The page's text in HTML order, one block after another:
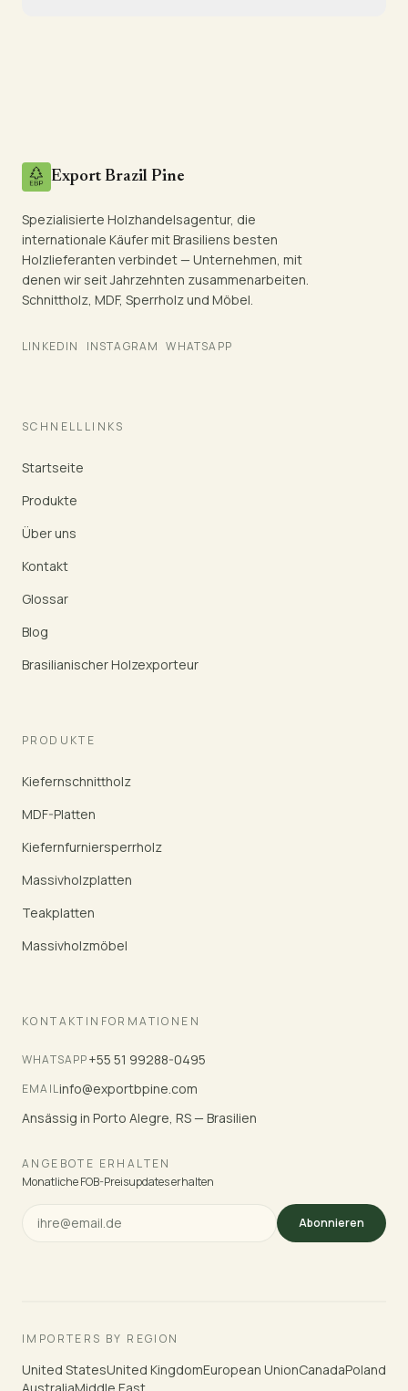
Export Brazil Pine
Spezialisierte Holzhandelsagentur, die
internationale Käufer mit Brasiliens besten
Holzlieferanten verbindet — Unternehmen, mit
denen wir seit Jahrzehnten zusammenarbeiten.
Schnittholz, MDF, Sperrholz und Möbel.
LINKEDIN INSTAGRAM WHATSAPP
SCHNELLLINKS
Startseite
Produkte
Über uns
Kontakt
Glossar
Blog
Brasilianischer Holzexporteur
PRODUKTE
Kiefernschnittholz
MDF-Platten
Kiefernfurniersperrholz
Massivholzplatten
Teakplatten
Massivholzmöbel
KONTAKTINFORMATIONEN
WHATSAPP+55 51 99288-0495
EMAILinfo@exportbpine.com
Ansässig in Porto Alegre, RS — Brasilien
ANGEBOTE ERHALTEN
Monatliche FOB-Preisupdates erhalten
Abonnieren
IMPORTERS BY REGION
United StatesUnited KingdomEuropean UnionCanadaPoland